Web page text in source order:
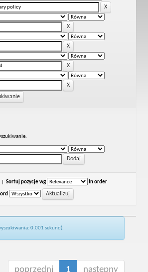
Sortuj pozycje wg In order
0.001 sekund).
poprzedni 1 następny